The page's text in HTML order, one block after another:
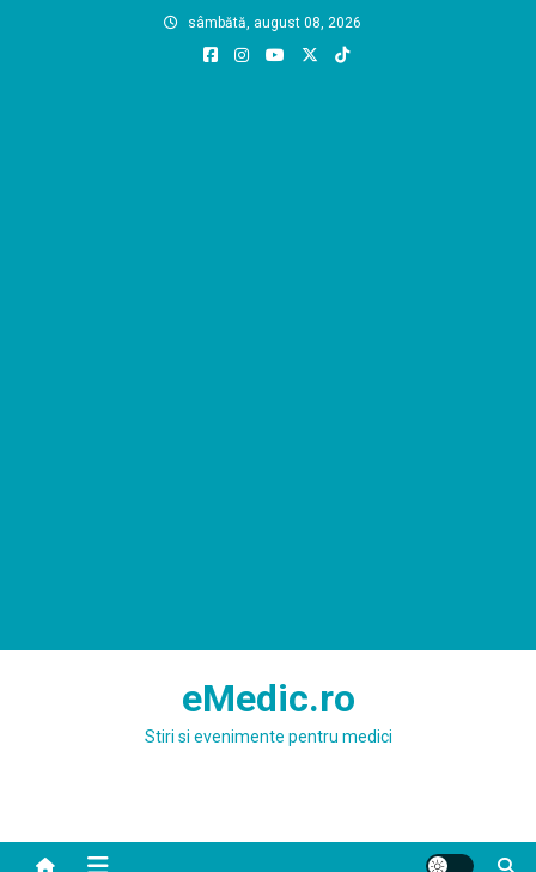
sâmbătă, august 08, 2026
eMedic.ro
Stiri si evenimente pentru medici